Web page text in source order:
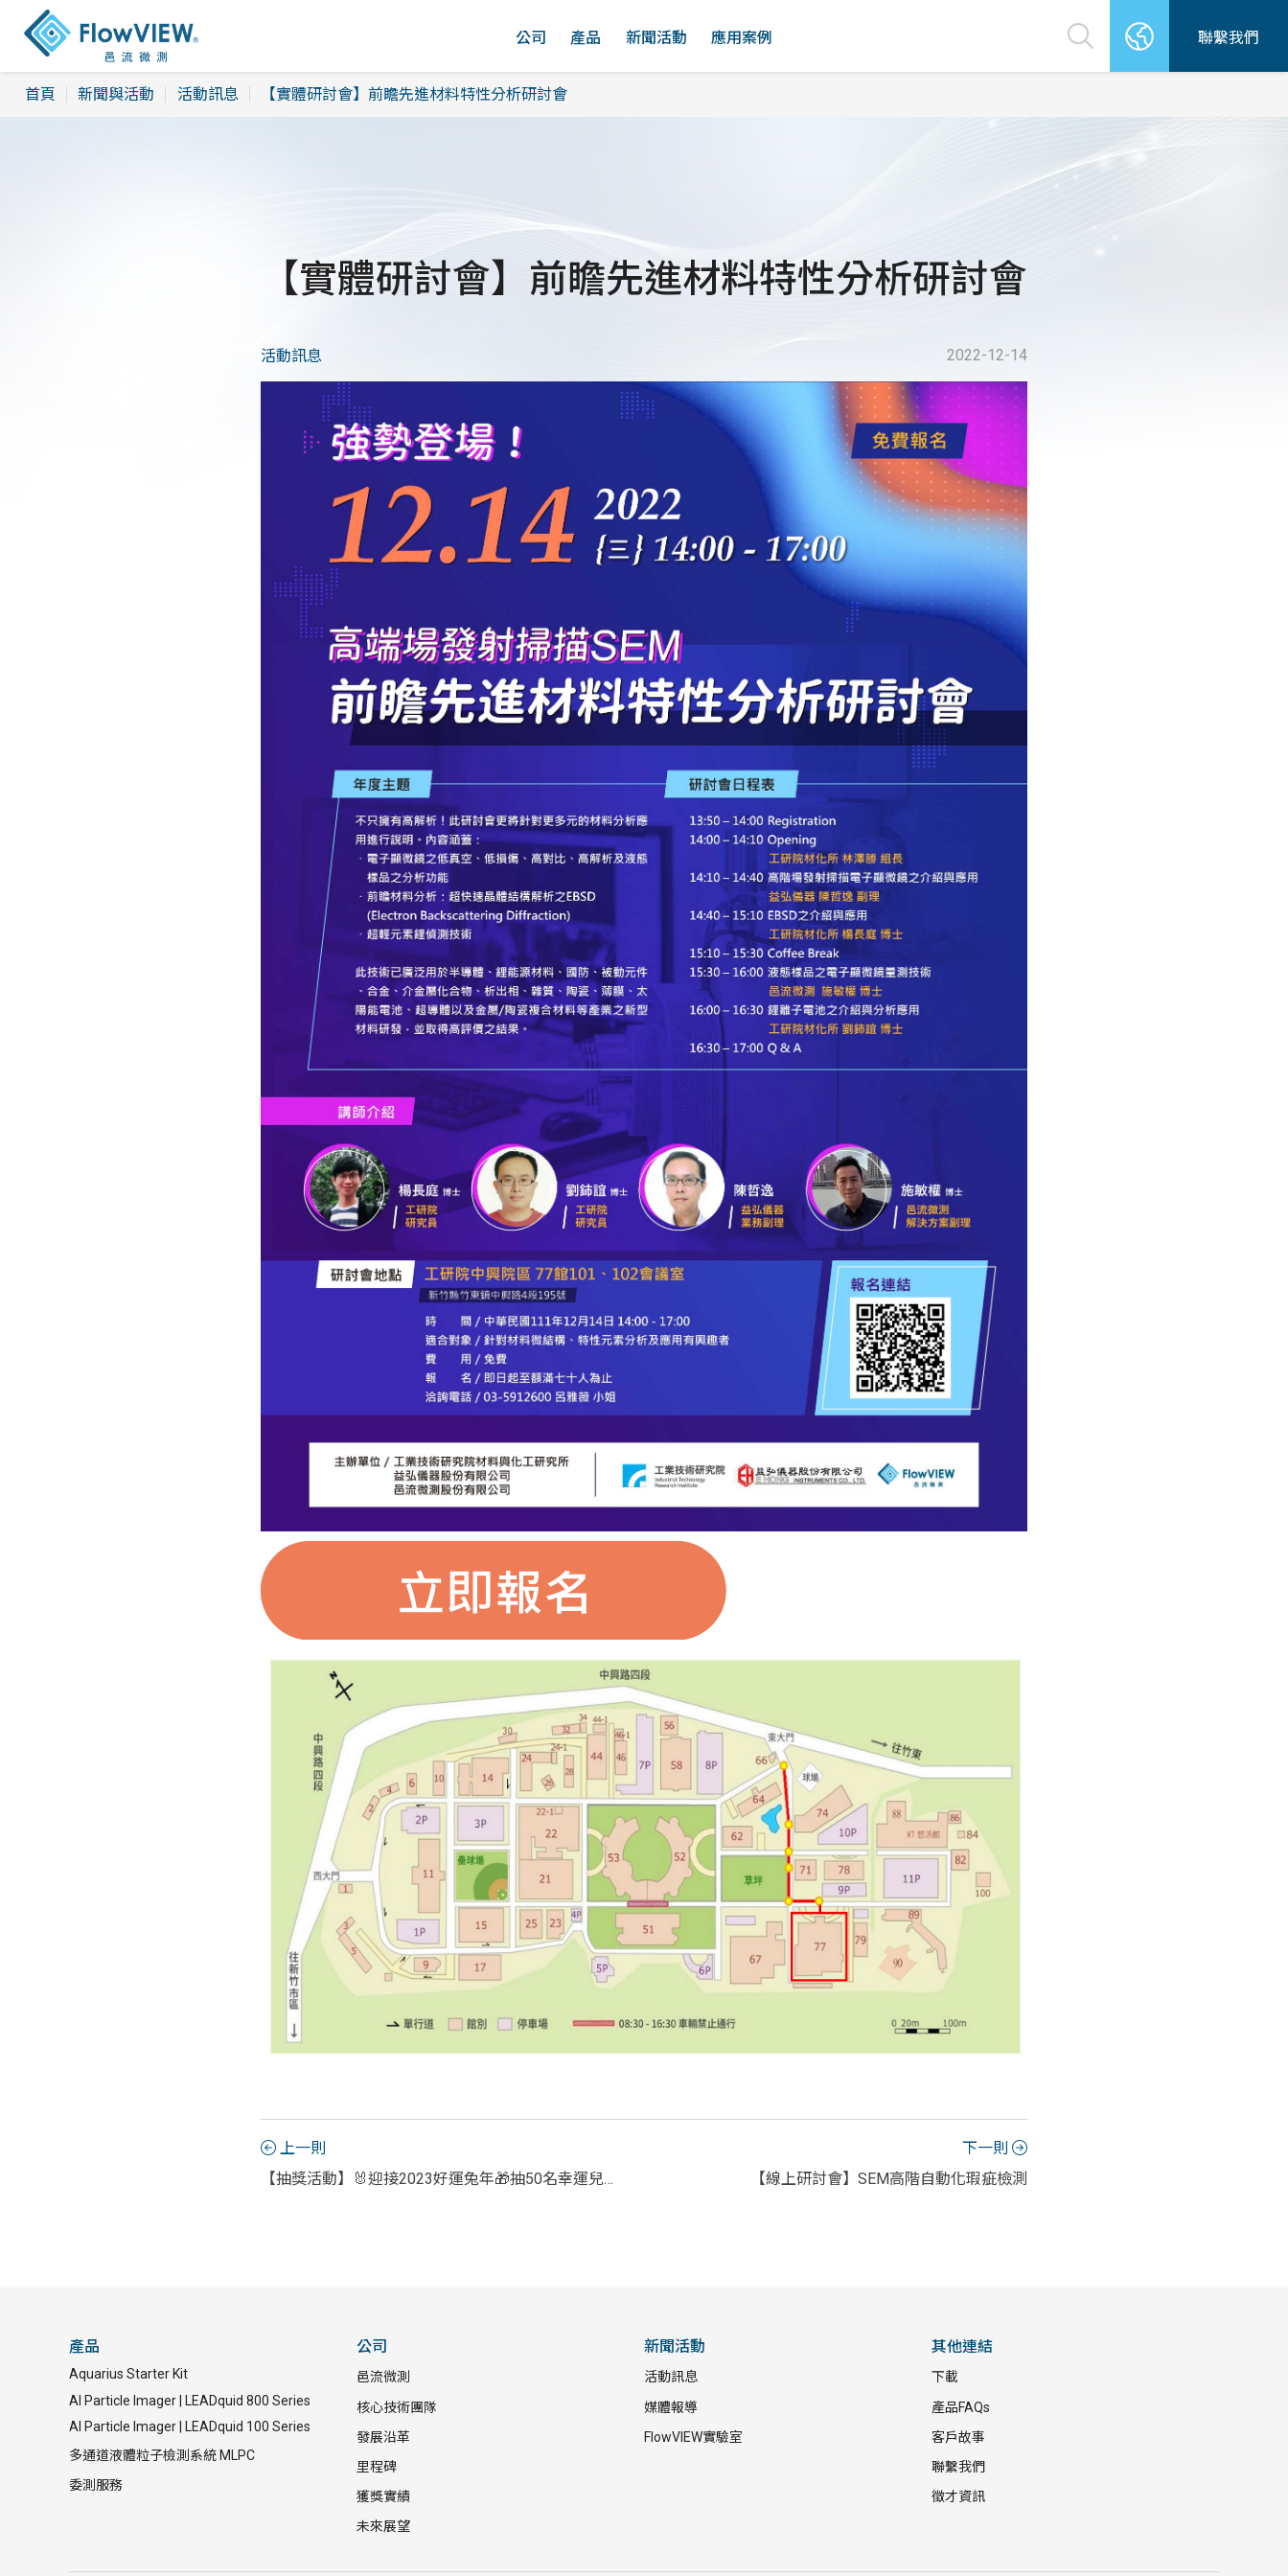
公司 產品 新聞活動 應用案例 聯繫我們
首頁 新聞與活動 活動訊息 【實體研討會】前瞻先進材料特性分析研討會
【實體研討會】前瞻先進材料特性分析研討會
活動訊息 2022-12-14
上一則
【抽獎活動】🐰迎接2023好運兔年🎁抽50名幸運兒送「貼圖」
下一則
【線上研討會】SEM高階自動化瑕疵檢測
產品
Aquarius Starter Kit
AI Particle Imager | LEADquid 800 Series
AI Particle Imager | LEADquid 100 Series
多通道液體粒子檢測系統 MLPC
委測服務
公司
邑流微測
核心技術團隊
發展沿革
里程碑
獲獎實績
未來展望
新聞活動
活動訊息
媒體報導
FlowVIEW實驗室
其他連結
下載
產品FAQs
客戶故事
聯繫我們
徵才資訊